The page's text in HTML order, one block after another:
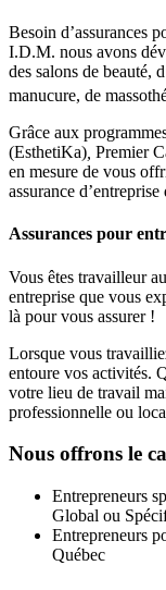
Besoin d’assurances
I.D.M. nous avons
des salons de beauté,
manucure, de
Grâce aux
(EsthetiKa) Premier
en mesure de vous
assurance
Assurances pour
Vous êtes travailleur
entreprise que vous
là pour vous assurer !
Lorsque vous
entoure vos activités.
votre lieu de travail
professionnelle ou
Nous offrons le
Entrepreneurs
Global ou
Entrepreneurs
Québec